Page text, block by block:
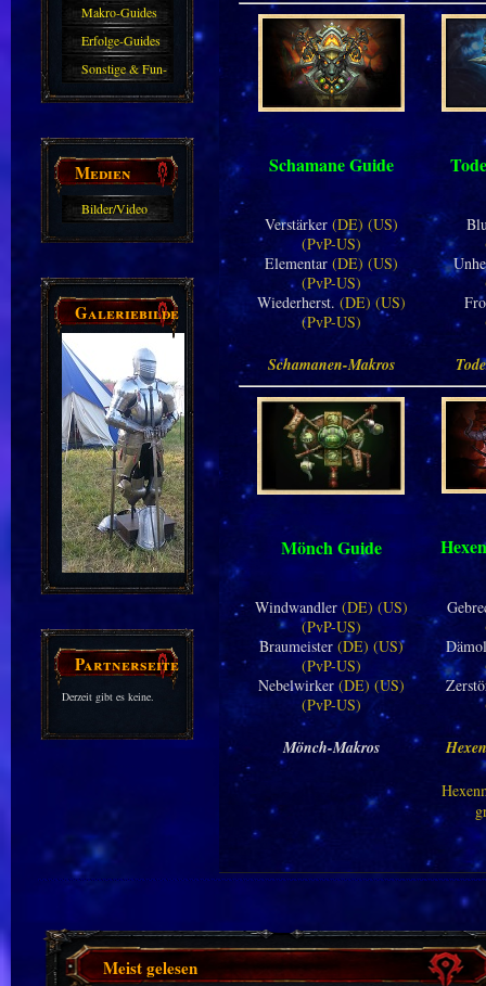
Makro-Guides
Erfolge-Guides
Sonstige & Fun-
Guides
Medien
Bilder/Video
Galeriebilder
Partnerseiten
Derzeit gibt es keine.
Schamane Guide
Verstärker (DE) (US)
(PvP-US)
Elementar (DE) (US)
(PvP-US)
Wiederherst. (DE) (US)
(PvP-US)
Schamanen-Makros
Mönch Guide
Windwandler (DE) (US)
(PvP-US)
Braumeister (DE) (US)
(PvP-US)
Nebelwirker (DE) (US)
(PvP-US)
Mönch-Makros
Meist gelesen